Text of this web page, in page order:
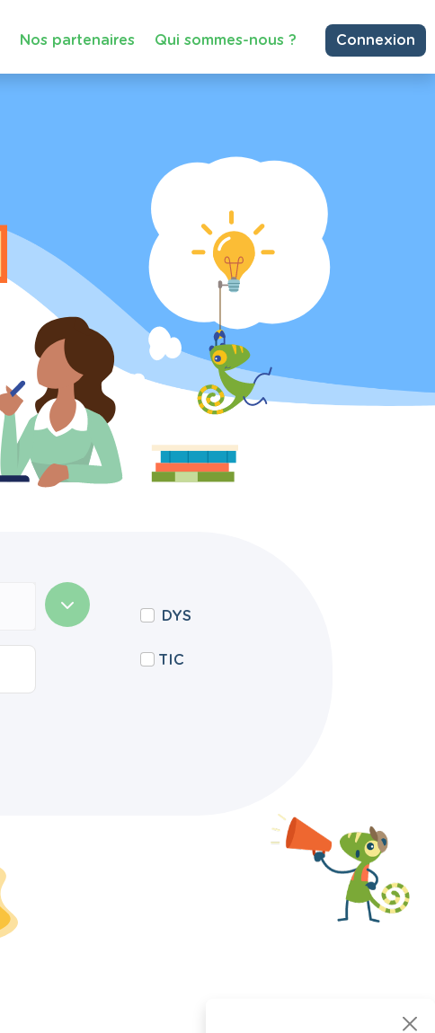
Nos partenaires Qui sommes-nous ? Connexion
DYS
TIC